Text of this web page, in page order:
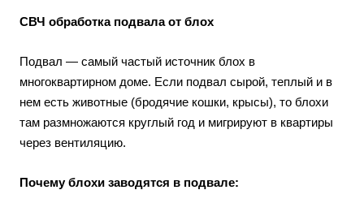
СВЧ обработка подвала от блох
Подвал — самый частый источник блох в
многоквартирном доме. Если подвал сырой, теплый и в
нем есть животные (бродячие кошки, крысы), то блохи
там размножаются круглый год и мигрируют в квартиры
через вентиляцию.
Почему блохи заводятся в подвале: